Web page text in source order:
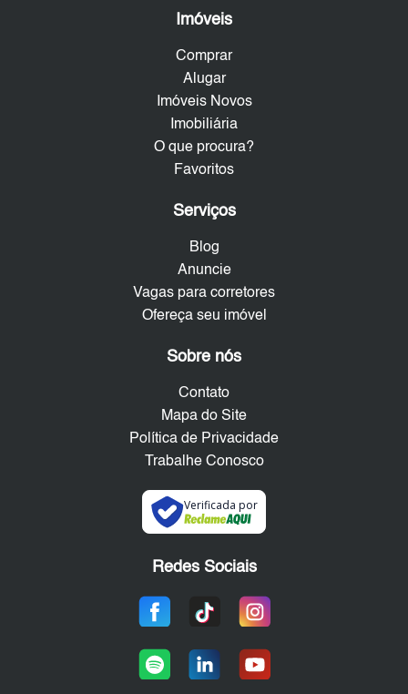
Imóveis
Comprar
Alugar
Imóveis Novos
Imobiliária
O que procura?
Favoritos
Serviços
Blog
Anuncie
Vagas para corretores
Ofereça seu imóvel
Sobre nós
Contato
Mapa do Site
Política de Privacidade
Trabalhe Conosco
Verificada por
Redes Sociais